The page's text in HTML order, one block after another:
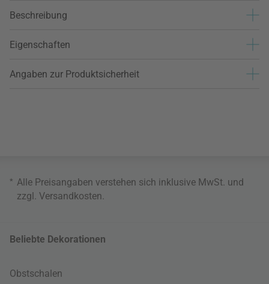
Beschreibung
Eigenschaften
Angaben zur Produktsicherheit
* Alle Preisangaben verstehen sich inklusive MwSt. und
zzgl. Versandkosten.
Beliebte Dekorationen
Obstschalen